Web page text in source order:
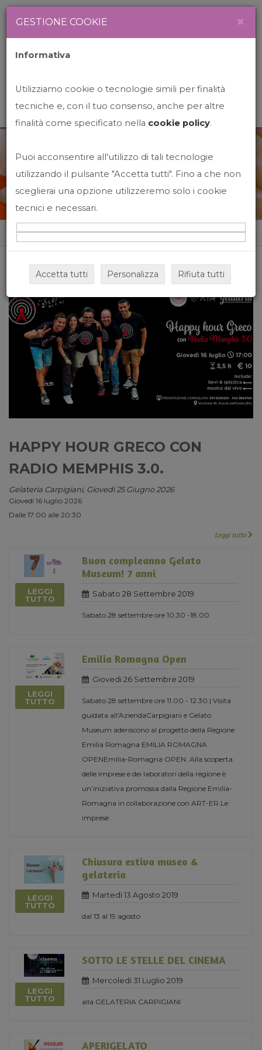
News&Events
Home News&events
HAPPY HOUR GRECO CON
RADIO MEMPHIS 3.0.
Gelateria Carpigiani, Giovedi 25 Giugno 2026
Giovedì 16 luglio 2026
Dalle 17:00 alle 20:30
Leggi tutto
LEGGI
TUTTO
Buon compleanno Gelato
Museum! 7 anni
Sabato 28 Settembre 2019
Sabato 28 settembre ore 10.30 -18.00
LEGGI
TUTTO
Emilia Romagna Open
Giovedi 26 Settembre 2019
Sabato 28 settembre ore 11.00 - 12.30 | Visita
guidata all'AziendaCarpigiani e Gelato
Museum aderiscono al progetto della Regione
Emilia Romagna EMILIA ROMAGNA
OPENEmilia-Romagna OPEN. Alla scoperta
delle imprese e dei laboratori della regione è
un’iniziativa promossa dalla Regione Emilia-
Romagna in collaborazione con ART-ER.Le
imprese
LEGGI
TUTTO
Chiusura estiva museo &
gelateria
Martedi 13 Agosto 2019
dal 13 al 19 agosto
LEGGI
TUTTO
SOTTO LE STELLE DEL CINEMA
Mercoledi 31 Luglio 2019
alla GELATERIA CARPIGIANI
APERIGELATO
GESTIONE COOKIE ×
Informativa
Utilizziamo cookie o tecnologie simili per finalità
tecniche e, con il tuo consenso, anche per altre
finalità come specificato nella cookie policy.
Puoi acconsentire all'utilizzo di tali tecnologie
utilizzando il pulsante "Accetta tutti". Fino a che non
sceglierai una opzione utilizzeremo solo i cookie
tecnici e necessari.
Accetta tutti Personalizza Rifiuta tutti